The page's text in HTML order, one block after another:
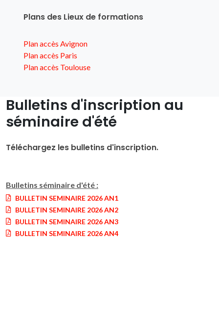
Plans des Lieux de formations
Plan accès Avignon
Plan accès Paris
Plan accès Toulouse
Bulletins d'inscription au
séminaire d'été
Téléchargez les bulletins d'inscription.
Bulletins séminaire d'été :
BULLETIN SEMINAIRE 2026 AN1
BULLETIN SEMINAIRE 2026 AN2
BULLETIN SEMINAIRE 2026 AN3
BULLETIN SEMINAIRE 2026 AN4